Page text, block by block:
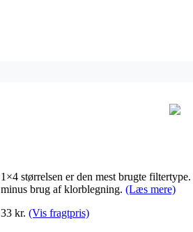
1×4 størrelsen er den mest brugte
minus brug af klorblegning. (Læs mere)
33 kr. (Vis fragtpris)